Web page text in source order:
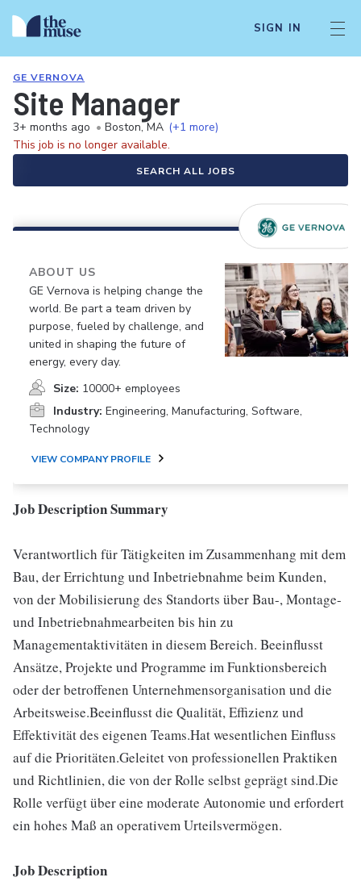
SIGN IN
GE VERNOVA
Site Manager
3+ months ago • Boston, MA (+1 more)
This job is no longer available.
SEARCH ALL JOBS
ABOUT US
GE Vernova is helping change the
world. Be part a team driven by
purpose, fueled by challenge, and
united in shaping the future of
energy, every day.
Size: 10000+ employees
Industry: Engineering, Manufacturing, Software,
Technology
VIEW COMPANY PROFILE
Job Description Summary
Verantwortlich für Tätigkeiten im Zusammenhang mit dem
Bau, der Errichtung und Inbetriebnahme beim Kunden,
von der Mobilisierung des Standorts über Bau-, Montage-
und Inbetriebnahmearbeiten bis hin zu
Managementaktivitäten in diesem Bereich. Beeinflusst
Ansätze, Projekte und Programme im Funktionsbereich
oder der betroffenen Unternehmensorganisation und die
Arbeitsweise.Beeinflusst die Qualität, Effizienz und
Effektivität des eigenen Teams.Hat wesentlichen Einfluss
auf die Prioritäten.Geleitet von professionellen Praktiken
und Richtlinien, die von der Rolle selbst geprägt sind.Die
Rolle verfügt über eine moderate Autonomie und erfordert
ein hohes Maß an operativem Urteilsvermögen.
Job Description